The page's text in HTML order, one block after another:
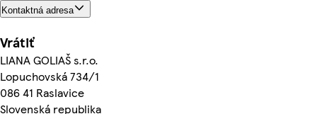
Kontaktná adresa
Vrátiť
LIANA GOLIAŠ s.r.o.
Lopuchovská 734/1
086 41 Raslavice
Slovenská republika